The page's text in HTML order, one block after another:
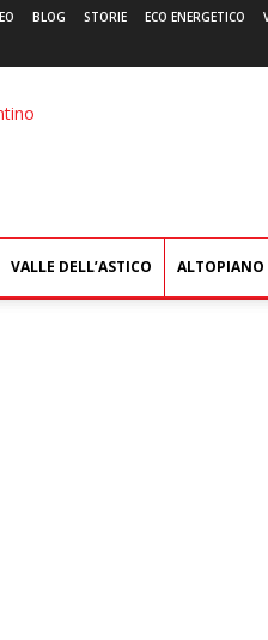
BLOG STORIE ECO ENERGETICO
VALLE DELL’ASTICO ALTOPIANO